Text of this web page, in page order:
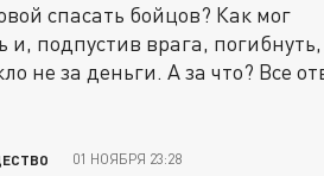
спасать бойцов? Как мог
подпустив врага, погибнуть,
не за деньги. А за что? Все
01 НОЯБРЯ 23:28